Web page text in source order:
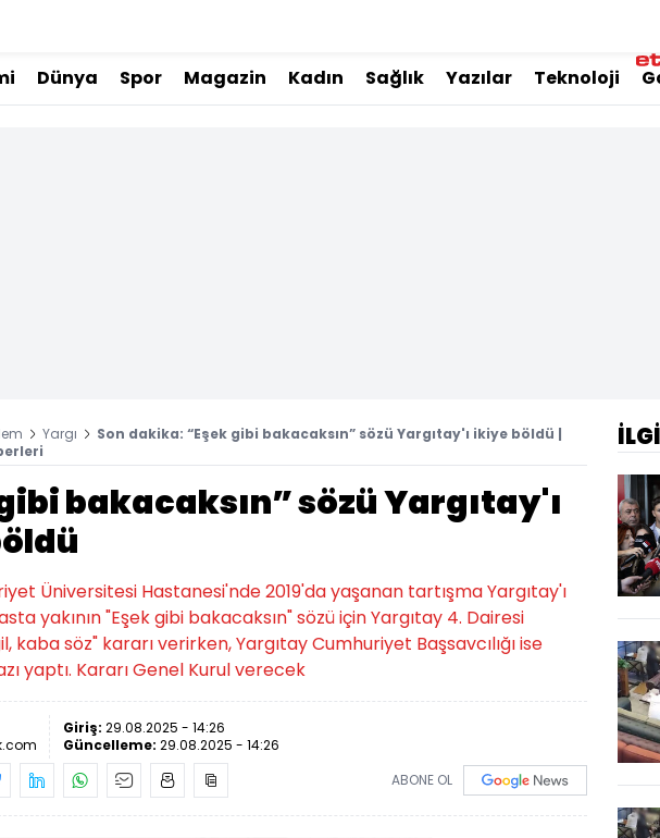
Dünya Spor Magazin Kadın Sağlık Yazılar Teknoloji
Yargı
Son dakika: “Eşek gibi bakacaksın” sözü Yargıtay'ı ikiye böldü |
bakacaksın” sözü Yargıtay'ı
Üniversitesi Hastanesi'nde 2019'da yaşanan tartışma Yargıtay'ı
yakının "Eşek gibi bakacaksın" sözü için Yargıtay 4. Dairesi
kaba söz" kararı verirken, Yargıtay Cumhuriyet Başsavcılığı ise
yaptı. Kararı Genel Kurul verecek
Giriş: 29.08.2025 - 14:26
Güncelleme: 29.08.2025 - 14:26
ABONE OL